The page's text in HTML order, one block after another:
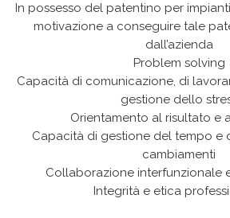
In possesso del patentino per
motivazione a conseguire tale
dall’azienda
Problem solving
Capacità di comunicazione, di
gestione dello
Orientamento al risultato e
Capacità di gestione del tempo e
cambiamenti
Collaborazione interfunzionale
Integrità e etica